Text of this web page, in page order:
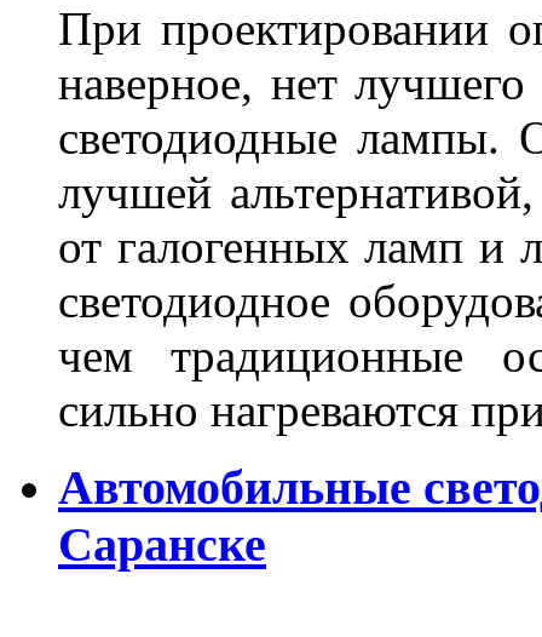
При проектировании
наверное, нет
светодиодные лампы.
лучшей
от галогенных ламп и
светодиодное
чем традиционные
сильно нагреваются
Автомобильные
Саранске